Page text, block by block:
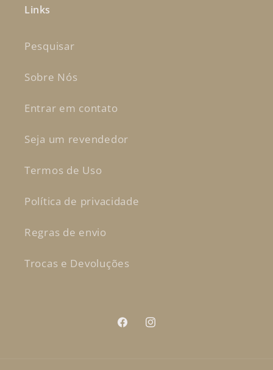
Links
Pesquisar
Sobre Nós
Entrar em contato
Seja um revendedor
Termos de Uso
Política de privacidade
Regras de envio
Trocas e Devoluções
FacebookInstagram